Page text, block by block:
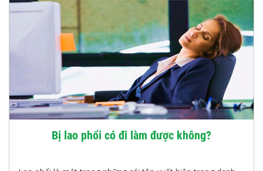
Bị lao phổi có đi làm được không?